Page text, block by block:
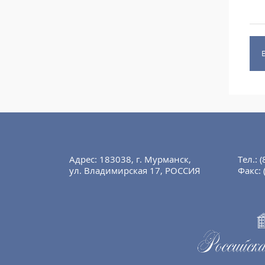
Адрес: 183038, г. Мурманск,
ул. Владимирская 17, РОССИЯ
Тел.:
Факс: